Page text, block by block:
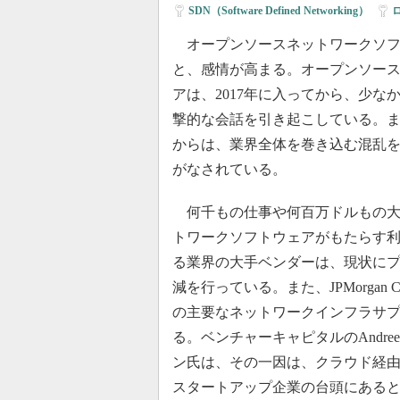
SDN（Software Defined Networking）
オープンソースネットワークソ
と、感情が高まる。オープンソー
アは、2017年に入ってから、少な
撃的な会話を引き起こしている。
からは、業界全体を巻き込む混乱
がなされている。
何千もの仕事や何百万ドルもの
トワークソフトウェアがもたらす
る業界の大手ベンダーは、現状に
減を行っている。また、JPMorgan
の主要なネットワークインフラサ
る。ベンチャーキャピタルの
ン氏は、その一因は、クラウド経
スタートアップ企業の台頭にある